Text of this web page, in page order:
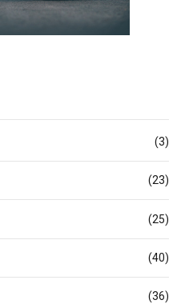
(3)
(23)
(25)
(40)
(36)